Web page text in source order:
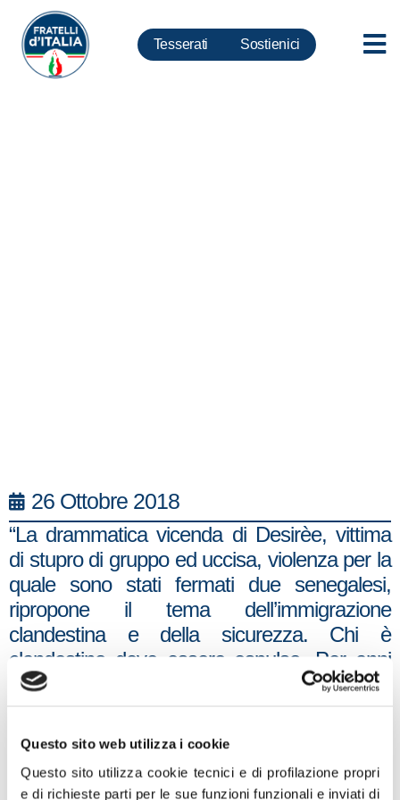
Questo sito web utilizza i cookie
Questo sito utilizza cookie tecnici e di profilazione propri
e di richieste parti per le sue funzioni funzionali e inviati di
Tesserati Sostienici
26 Ottobre 2018
“La drammatica vicenda di Desirèe, vittima
di stupro di gruppo ed uccisa, violenza per la
quale sono stati fermati due senegalesi,
ripropone il tema dell’immigrazione
clandestina e della sicurezza. Chi è
clandestino deve essere espulso. Per anni
con il buonismo ed il lassismo delle sinistre è
protezione sussidiaria o quella umanitaria
anche laddove non c’erano i presupposti.
Questo tema deve essere affrontato